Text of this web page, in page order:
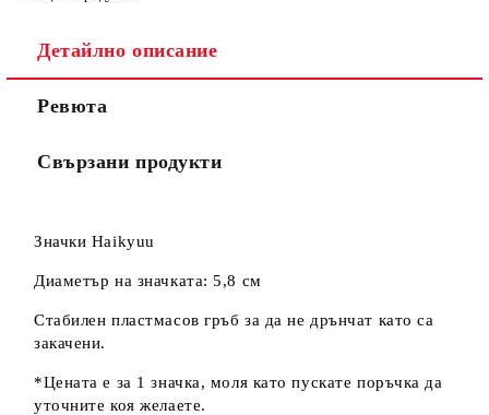
Ние ще се свържем с вас в рамките на работния ден.
Детайлно описание
Ревюта
Свързани продукти
Значки Haikyuu
Диаметър на значката: 5,8 см
Стабилен пластмасов гръб за да не дрънчат като са
закачени.
*Цената е за 1 значка, моля като пускате поръчка да
уточните коя желаете.